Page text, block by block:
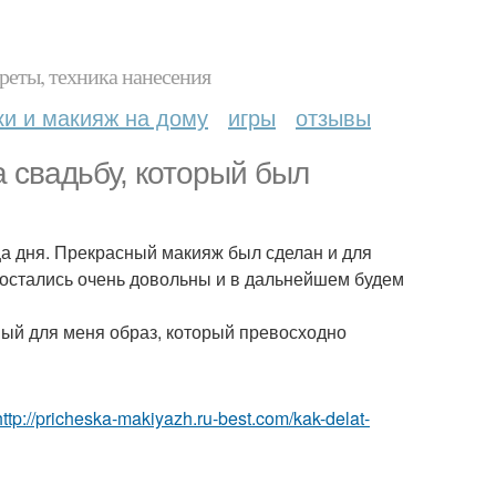
техника нанесения
и макияж на дому игры отзывы
который был
дня. Прекрасный макияж был сделан и для
очень довольны и в дальнейшем будем
для меня образ, который превосходно
pricheska-makiyazh.ru-best.com/kak-delat-